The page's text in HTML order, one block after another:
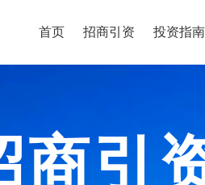
首页 招商引资 投资指南
商引